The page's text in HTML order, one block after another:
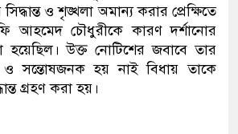
ও শৃঙ্খলা অমান্য করার প্রেক্ষিতে
চৌধুরীকে কারণ দর্শানোর
হয়েছিল। উক্ত নোটিশের জবাবে তার
ও সন্তোষজনক হয় নাই বিধায় তাকে
গ্রহণ করা হয়।